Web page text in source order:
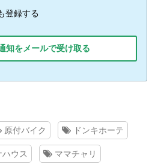
登録する
知をメールで受け取る
原付バイク ドンキホーテ
ハウス ママチャリ